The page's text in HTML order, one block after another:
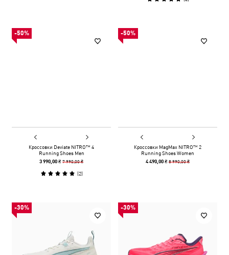
-50%
Кроссовки Deviate NITRO™ 4
Running Shoes Men
3 990,00 ₴7 990,00 ₴
(2)
-50%
Кроссовки MagMax NITRO™ 2
Running Shoes Women
4 490,00 ₴8 990,00 ₴
-30% -30%